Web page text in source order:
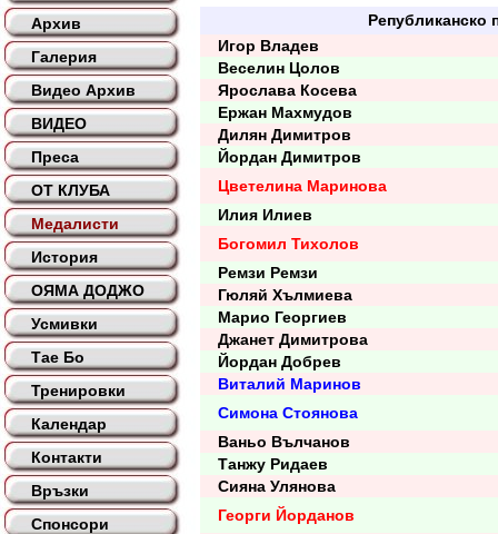
Архив
Галерия
Видео Архив
ВИДЕО
Преса
ОТ КЛУБА
Медалисти
История
ОЯМА ДОДЖО
Усмивки
Тае Бо
Тренировки
Календар
Контакти
Връзки
Спонсори
Републиканско
Игор Владев
Веселин Цолов
Ярослава Косева
Ержан Махмудов
Дилян Димитров
Йордан Димитров
Цветелина Маринова
Илия Илиев
Богомил Тихолов
Ремзи Ремзи
Гюляй Хълмиева
Марио Георгиев
Джанет Димитрова
Йордан Добрев
Виталий Маринов
Симона Стоянова
Ваньо Вълчанов
Танжу Ридаев
Сияна Улянова
Георги Йорданов